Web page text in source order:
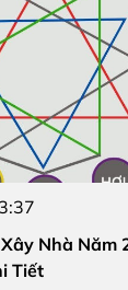
Nhà Năm
Tiết